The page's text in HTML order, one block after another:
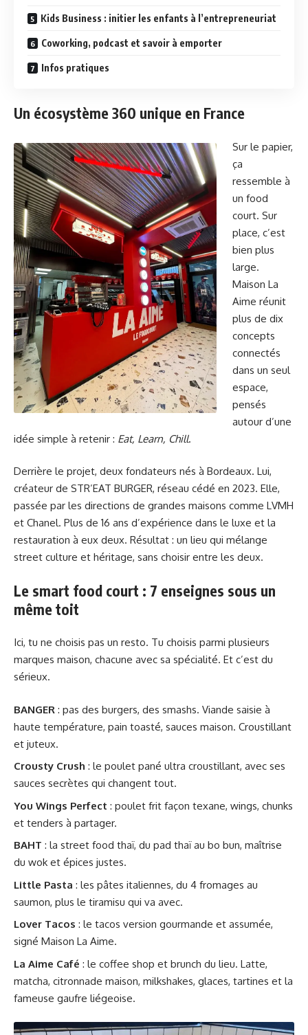
Kids Business : initier les enfants à l’entrepreneuriat
Coworking, podcast et savoir à emporter
Infos pratiques
Un écosystème 360 unique en France
Sur le papier,
ça
ressemble à
un food
court. Sur
place, c’est
bien plus
large.
Maison La
Aime réunit
plus de dix
concepts
connectés
dans un seul
espace,
pensés
autour d’une
idée simple à retenir : Eat, Learn, Chill.
Derrière le projet, deux fondateurs nés à Bordeaux. Lui,
créateur de STR’EAT BURGER, réseau cédé en 2023. Elle,
passée par les directions de grandes maisons comme LVMH
et Chanel. Plus de 16 ans d’expérience dans le luxe et la
restauration à eux deux. Résultat : un lieu qui mélange
street culture et héritage, sans choisir entre les deux.
Le smart food court : 7 enseignes sous un
même toit
Ici, tu ne choisis pas un resto. Tu choisis parmi plusieurs
marques maison, chacune avec sa spécialité. Et c’est du
sérieux.
BANGER : pas des burgers, des smashs. Viande saisie à
haute température, pain toasté, sauces maison. Croustillant
et juteux.
Crousty Crush : le poulet pané ultra croustillant, avec ses
sauces secrètes qui changent tout.
You Wings Perfect : poulet frit façon texane, wings, chunks
et tenders à partager.
BAHT : la street food thaï, du pad thaï au bo bun, maîtrise
du wok et épices justes.
Little Pasta : les pâtes italiennes, du 4 fromages au
saumon, plus le tiramisu qui va avec.
Lover Tacos : le tacos version gourmande et assumée,
signé Maison La Aime.
La Aime Café : le coffee shop et brunch du lieu. Latte,
matcha, citronnade maison, milkshakes, glaces, tartines et la
fameuse gaufre liégeoise.